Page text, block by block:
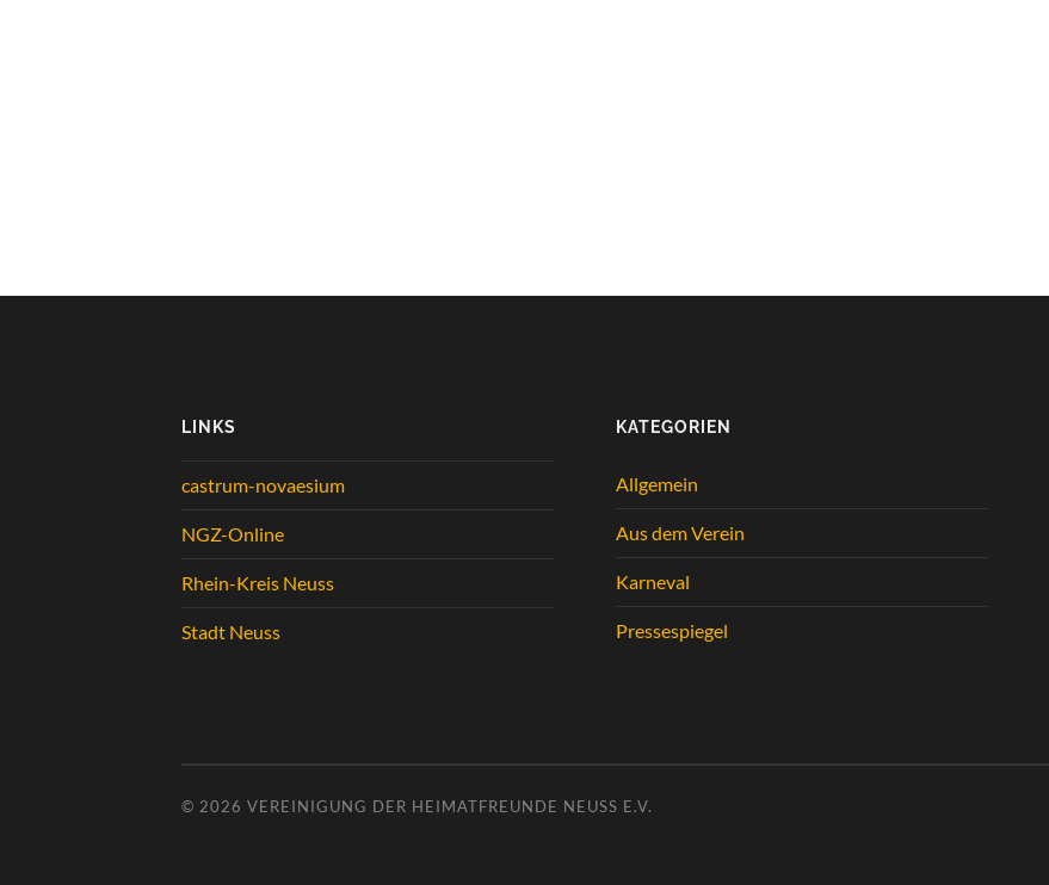
LINKS
castrum-novaesium
NGZ-Online
Rhein-Kreis Neuss
Stadt Neuss
KATEGORIEN
Allgemein
Aus dem Verein
Karneval
Pressespiegel
© 2026 VEREINIGUNG DER HEIMATFREUNDE NEUSS E.V.